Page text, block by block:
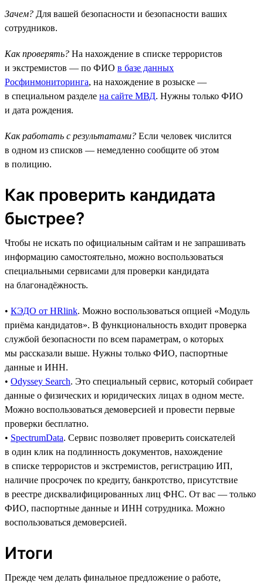
Зачем? Для вашей безопасности и безопасности ваших
сотрудников.
Как проверять? На нахождение в списке террористов
и экстремистов — по ФИО в базе данных
Росфинмониторинга, на нахождение в розыске —
в специальном разделе на сайте МВД. Нужны только ФИО
и дата рождения.
Как работать с результатами? Если человек числится
в одном из списков — немедленно сообщите об этом
в полицию.
Как проверить кандидата
быстрее?
Чтобы не искать по официальным сайтам и не запрашивать
информацию самостоятельно, можно воспользоваться
специальными сервисами для проверки кандидата
на благонадёжность.
• КЭДО от HRlink. Можно воспользоваться опцией «Модуль
приёма кандидатов». В функциональность входит проверка
службой безопасности по всем параметрам, о которых
мы рассказали выше. Нужны только ФИО, паспортные
данные и ИНН.
• Odyssey Search. Это специальный сервис, который собирает
данные о физических и юридических лицах в одном месте.
Можно воспользоваться демоверсией и провести первые
проверки бесплатно.
• SpectrumData. Сервис позволяет проверить соискателей
в один клик на подлинность документов, нахождение
в списке террористов и экстремистов, регистрацию ИП,
наличие просрочек по кредиту, банкротство, присутствие
в реестре дисквалифицированных лиц ФНС. От вас — только
ФИО, паспортные данные и ИНН сотрудника. Можно
воспользоваться демоверсией.
Итоги
Прежде чем делать финальное предложение о работе,